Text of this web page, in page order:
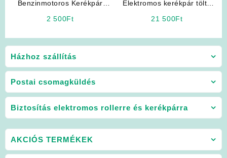
Házhoz szállítás
Postai csomagküldés
Biztosítás elektromos rollerre és kerékpárra
Benzinmotoros Kerékpár
2 500Ft
Elektromos kerékpár töltő
21 500Ft
AKCIÓS TERMÉKEK